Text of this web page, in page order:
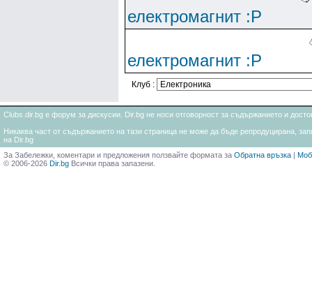
електромагнит :Р
електромагнит :Р
Клуб :
Clubs.dir.bg е форум за дискусии. Dir.bg не носи отговорност за съдържанието и
Никаква част от съдържанието на тази страница не може да бъде репродуцирана,
на Dir.bg
За Забележки, коментари и предложения ползвайте формата за Обратна връзка |
© 2006-2026 Dir.bg Всички права запазени.